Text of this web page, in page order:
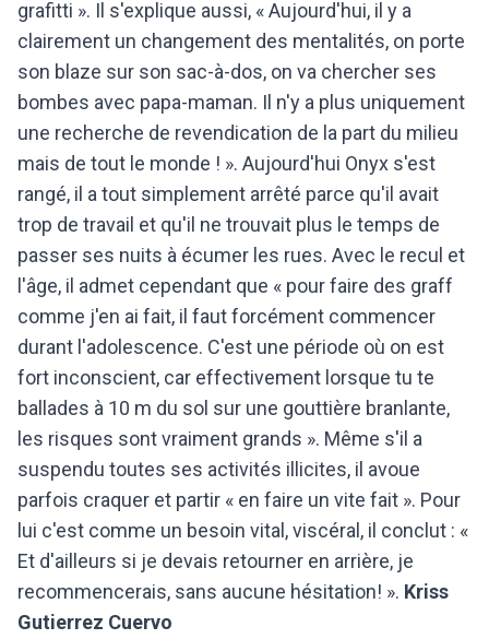
grafitti ». Il s'explique aussi, « Aujourd'hui, il y a
clairement un changement des mentalités, on porte
son blaze sur son sac-à-dos, on va chercher ses
bombes avec papa-maman. Il n'y a plus uniquement
une recherche de revendication de la part du milieu
mais de tout le monde ! ». Aujourd'hui Onyx s'est
rangé, il a tout simplement arrêté parce qu'il avait
trop de travail et qu'il ne trouvait plus le temps de
passer ses nuits à écumer les rues. Avec le recul et
l'âge, il admet cependant que « pour faire des graff
comme j'en ai fait, il faut forcément commencer
durant l'adolescence. C'est une période où on est
fort inconscient, car effectivement lorsque tu te
ballades à 10 m du sol sur une gouttière branlante,
les risques sont vraiment grands ». Même s'il a
suspendu toutes ses activités illicites, il avoue
parfois craquer et partir « en faire un vite fait ». Pour
lui c'est comme un besoin vital, viscéral, il conclut : «
Et d'ailleurs si je devais retourner en arrière, je
recommencerais, sans aucune hésitation! ». Kriss
Gutierrez Cuervo